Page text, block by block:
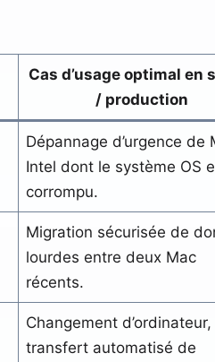
Cas d’usage optimal en
/ production
Dépannage d’urgence de
Intel dont le système OS
corrompu.
Migration sécurisée de
lourdes entre deux Mac
récents.
Changement d’ordinateur,
transfert automatisé de